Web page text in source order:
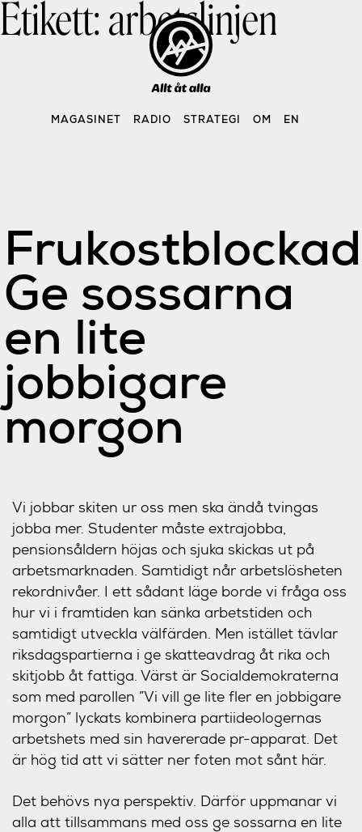
Skip
MAGASINET RADIO STRATEGI OM EN
Etikett:arbetslinjen
Ge sossarna
en lite
jobbigare
morgon
Vi jobbar skiten ur oss men ska ändå tvingas
jobba mer. Studenter måste extrajobba,
pensionsåldern höjas och sjuka skickas ut på
arbetsmarknaden. Samtidigt når arbetslösheten
rekordnivåer. I ett sådant läge borde vi fråga oss
hur vi i framtiden kan sänka arbetstiden och
samtidigt utveckla välfärden. Men istället tävlar
riksdagspartierna i ge skatteavdrag åt rika och
skitjobb åt fattiga. Värst är Socialdemokraterna
som med parollen ”Vi vill ge lite fler en jobbigare
morgon” lyckats kombinera partiideologernas
arbetshets med sin havererade pr-apparat. Det
är hög tid att vi sätter ner foten mot sånt här.
Det behövs nya perspektiv. Därför uppmanar vi
alla att tillsammans med oss ge sossarna en lite